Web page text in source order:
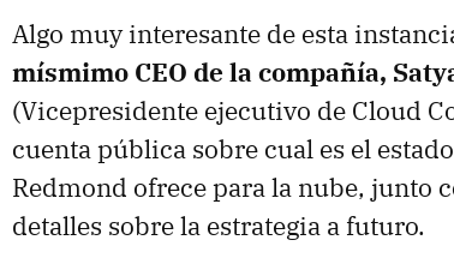
Algo muy interesante de esta
mísmimo CEO de la compañía,
(Vicepresidente ejecutivo de Cloud
cuenta pública sobre cual es el
Redmond ofrece para la nube, junto
detalles sobre la estrategia a futuro.